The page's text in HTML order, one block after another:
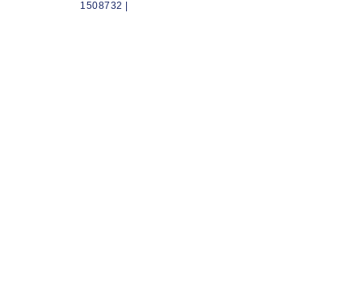
1508732 |